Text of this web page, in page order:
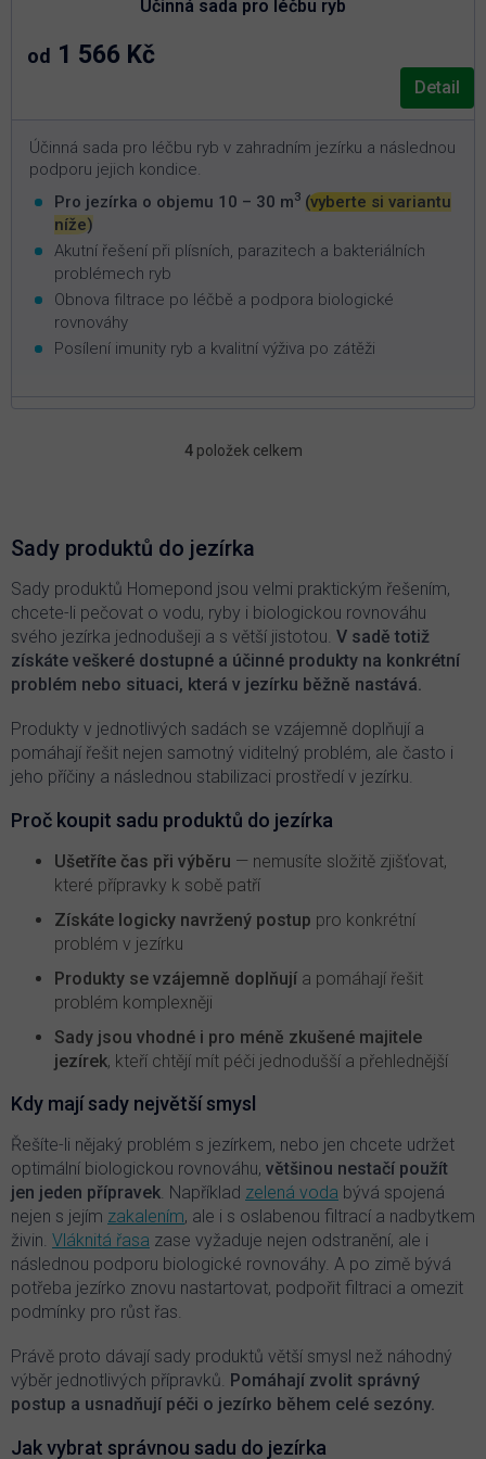
Účinná sada pro léčbu ryb
5,0
od 1 566 Kč
Detail
Účinná sada pro léčbu ryb v zahradním jezírku a následnou
podporu jejich kondice.
Pro jezírka o objemu 10 – 30 m3 (vyberte si variantu
níže)
Akutní řešení při plísních, parazitech a bakteriálních
problémech ryb
Obnova filtrace po léčbě a podpora biologické
rovnováhy
Posílení imunity ryb a kvalitní výživa po zátěži
O
d
a
c
p
r
v
k
v
ý
p
i
u
4položek celkem
Sady produktů do jezírka
Sady produktů Homepond jsou velmi praktickým řešením,
chcete-li pečovat o vodu, ryby i biologickou rovnováhu
svého jezírka jednodušeji a s větší jistotou. V sadě totiž
získáte veškeré dostupné a účinné produkty na konkrétní
problém nebo situaci, která v jezírku běžně nastává.
Produkty v jednotlivých sadách se vzájemně doplňují a
pomáhají řešit nejen samotný viditelný problém, ale často i
jeho příčiny a následnou stabilizaci prostředí v jezírku.
Proč koupit sadu produktů do jezírka
Ušetříte čas při výběru — nemusíte složitě zjišťovat,
které přípravky k sobě patří
Získáte logicky navržený postup pro konkrétní
problém v jezírku
Produkty se vzájemně doplňují a pomáhají řešit
problém komplexněji
Sady jsou vhodné i pro méně zkušené majitele
jezírek, kteří chtějí mít péči jednodušší a přehlednější
Kdy mají sady největší smysl
Řešíte-li nějaký problém s jezírkem, nebo jen chcete udržet
optimální biologickou rovnováhu, většinou nestačí použít
jen jeden přípravek. Například zelená voda bývá spojená
nejen s jejím zakalením, ale i s oslabenou filtrací a nadbytkem
živin. Vláknitá řasa zase vyžaduje nejen odstranění, ale i
následnou podporu biologické rovnováhy. A po zimě bývá
potřeba jezírko znovu nastartovat, podpořit filtraci a omezit
podmínky pro růst řas.
Právě proto dávají sady produktů větší smysl než náhodný
výběr jednotlivých přípravků. Pomáhají zvolit správný
postup a usnadňují péči o jezírko během celé sezóny.
Jak vybrat správnou sadu do jezírka